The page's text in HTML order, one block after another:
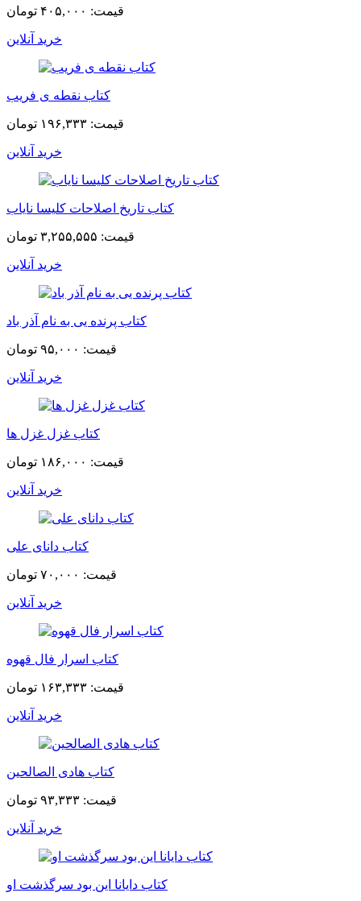
قیمت: ۴۰۵,۰۰۰ تومان
خرید آنلاین
کتاب نقطه ی فریب
قیمت: ۱۹۶,۳۳۳ تومان
خرید آنلاین
کتاب تاریخ اصلاحات کلیسا نایاب
قیمت: ۳,۲۵۵,۵۵۵ تومان
خرید آنلاین
کتاب پرنده یی به نام آذر باد
قیمت: ۹۵,۰۰۰ تومان
خرید آنلاین
کتاب غزل غزل ها
قیمت: ۱۸۶,۰۰۰ تومان
خرید آنلاین
کتاب دانای علی
قیمت: ۷۰,۰۰۰ تومان
خرید آنلاین
کتاب اسرار فال قهوه
قیمت: ۱۶۳,۳۳۳ تومان
خرید آنلاین
کتاب هادی الصالحین
قیمت: ۹۳,۳۳۳ تومان
خرید آنلاین
کتاب دایانا این بود سرگذشت او